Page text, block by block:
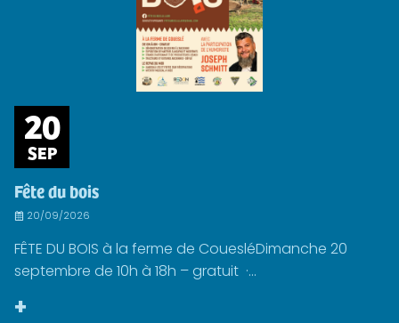
20
SEP
Fête du bois
20/09/2026
FÊTE DU BOIS à la ferme de CouesléDimanche 20
septembre de 10h à 18h – gratuit ·...
+